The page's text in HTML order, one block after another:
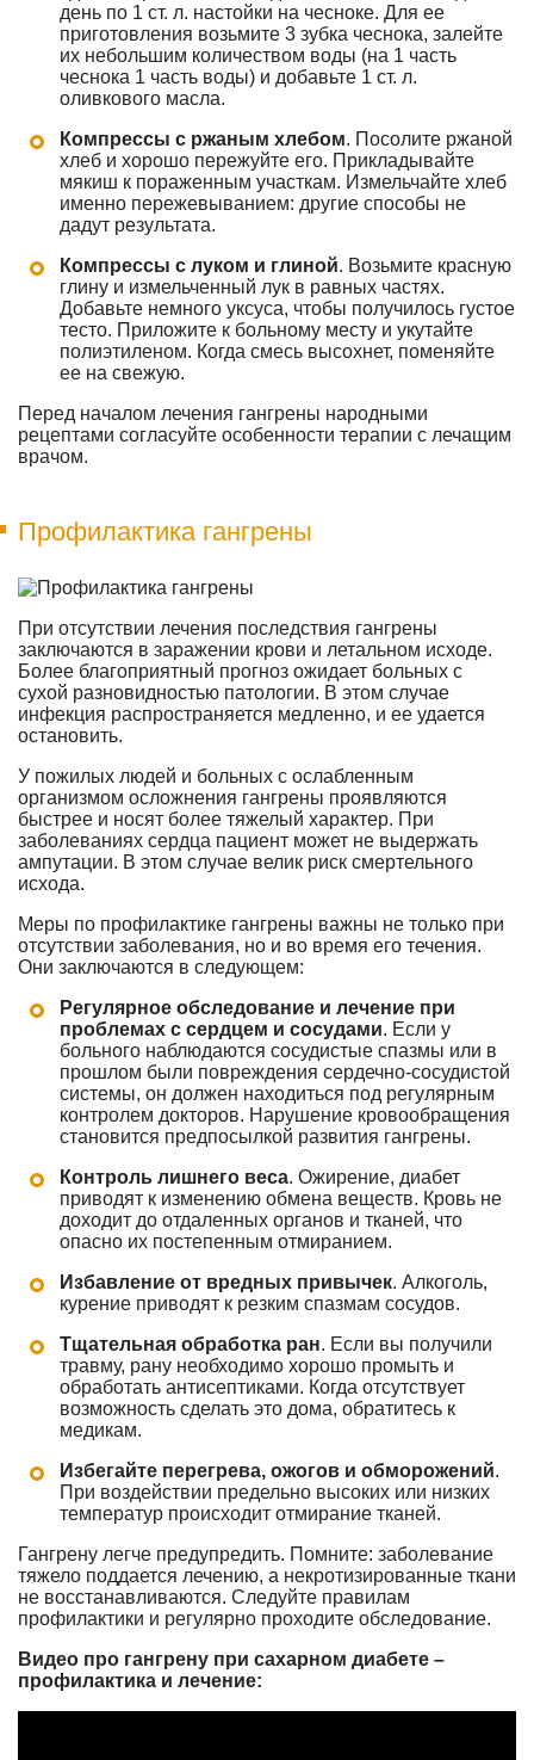
день по 1 ст. л. настойки на чесноке. Для ее
приготовления возьмите 3 зубка чеснока, залейте
их небольшим количеством воды (на 1 часть
чеснока 1 часть воды) и добавьте 1 ст. л.
оливкового масла.
Компрессы с ржаным хлебом. Посолите ржаной
хлеб и хорошо пережуйте его. Прикладывайте
мякиш к пораженным участкам. Измельчайте хлеб
именно пережевыванием: другие способы не
дадут результата.
Компрессы с луком и глиной. Возьмите красную
глину и измельченный лук в равных частях.
Добавьте немного уксуса, чтобы получилось густое
тесто. Приложите к больному месту и укутайте
полиэтиленом. Когда смесь высохнет, поменяйте
ее на свежую.
Перед началом лечения гангрены народными
рецептами согласуйте особенности терапии с лечащим
врачом.
Профилактика гангрены
При отсутствии лечения последствия гангрены
заключаются в заражении крови и летальном исходе.
Более благоприятный прогноз ожидает больных с
сухой разновидностью патологии. В этом случае
инфекция распространяется медленно, и ее удается
остановить.
У пожилых людей и больных с ослабленным
организмом осложнения гангрены проявляются
быстрее и носят более тяжелый характер. При
заболеваниях сердца пациент может не выдержать
ампутации. В этом случае велик риск смертельного
исхода.
Меры по профилактике гангрены важны не только при
отсутствии заболевания, но и во время его течения.
Они заключаются в следующем:
Регулярное обследование и лечение при
проблемах с сердцем и сосудами. Если у
больного наблюдаются сосудистые спазмы или в
прошлом были повреждения сердечно-сосудистой
системы, он должен находиться под регулярным
контролем докторов. Нарушение кровообращения
становится предпосылкой развития гангрены.
Контроль лишнего веса. Ожирение, диабет
приводят к изменению обмена веществ. Кровь не
доходит до отдаленных органов и тканей, что
опасно их постепенным отмиранием.
Избавление от вредных привычек. Алкоголь,
курение приводят к резким спазмам сосудов.
Тщательная обработка ран. Если вы получили
травму, рану необходимо хорошо промыть и
обработать антисептиками. Когда отсутствует
возможность сделать это дома, обратитесь к
медикам.
Избегайте перегрева, ожогов и обморожений.
При воздействии предельно высоких или низких
температур происходит отмирание тканей.
Гангрену легче предупредить. Помните: заболевание
тяжело поддается лечению, а некротизированные ткани
не восстанавливаются. Следуйте правилам
профилактики и регулярно проходите обследование.
Видео про гангрену при сахарном диабете –
профилактика и лечение: